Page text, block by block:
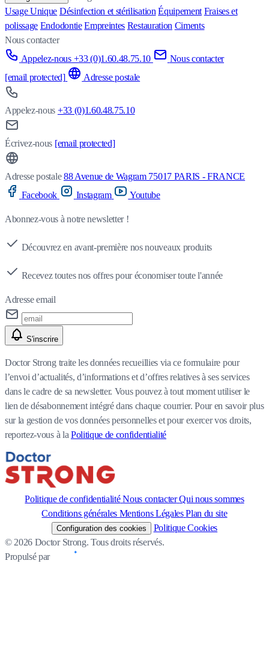
Usage Unique Désinfection et stérilisation Équipement Fraises et
polissage Endodontie Empreintes Restauration Ciments
Nous contacter
Appelez-nous +33 (0)1.60.48.75.10
Nous contacter
[email protected]
Adresse postale
Appelez-nous +33 (0)1.60.48.75.10
Écrivez-nous [email protected]
Adresse postale 88 Avenue de Wagram 75017 PARIS - FRANCE
Facebook
Instagram Youtube
Abonnez-vous à notre newsletter !
Découvrez en avant-première nos nouveaux produits
Recevez toutes nos offres pour économiser toute l'année
Adresse email
S'inscrire
Doctor Strong traite les données recueillies via ce formulaire pour
l’envoi d’actualités, d’informations et d’offres relatives à ses services
dans le cadre de sa newsletter. Vous pouvez à tout moment utiliser le
lien de désabonnement intégré dans chaque courrier. Pour en savoir plus
sur la gestion de vos données personnelles et pour exercer vos droits,
reportez-vous à la Politique de confidentialité
Politique de confidentialité Nous contacter Qui nous sommes
Conditions générales Mentions Légales Plan du site
Configuration des cookies
Politique Cookies
© 2026 Doctor Strong. Tous droits réservés.
Propulsé par